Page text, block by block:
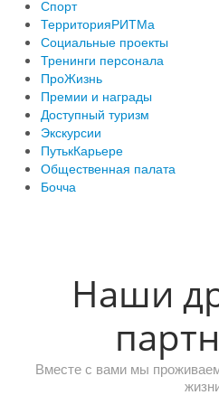
Спорт
ТерриторияРИТМа
Социальные проекты
Тренинги персонала
ПроЖизнь
Премии и награды
Доступный туризм
Экскурсии
ПутькКарьере
Общественная палата
Бочча
Наши
Вместе с вами мы